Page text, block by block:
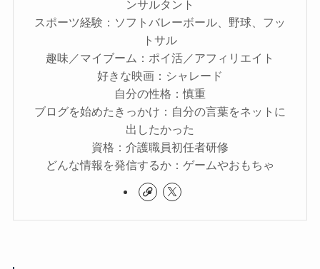
ンサルタント
スポーツ経験：ソフトバレーボール、野球、フッ
トサル
趣味／マイブーム：ポイ活／アフィリエイト
好きな映画：シャレード
自分の性格：慎重
ブログを始めたきっかけ：自分の言葉をネットに
出したかった
資格：介護職員初任者研修
どんな情報を発信するか：ゲームやおもちゃ